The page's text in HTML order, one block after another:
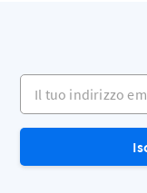
Il tuo indirizzo email